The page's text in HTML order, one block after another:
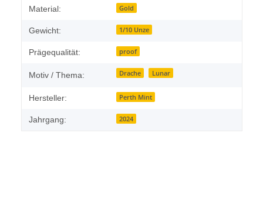
Produkteigenschaft
Wert
Material: Gold
Gewicht: 1/10 Unze
Prägequalität: proof
Motiv / Thema: Drache Lunar
Hersteller: Perth Mint
Jahrgang: 2024